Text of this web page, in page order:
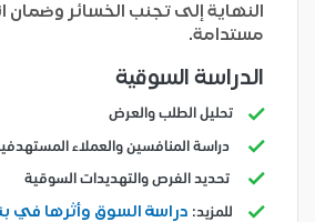
النهاية إلى تجنب الخسائر وضمان
مستدامة.
الدراسة السوقية
تحليل الطلب والعرض
دراسة المنافسين والعملاء
تحديد الفرص والتهديدات السوقية
للمزيد: دراسة السوق وأثرها في